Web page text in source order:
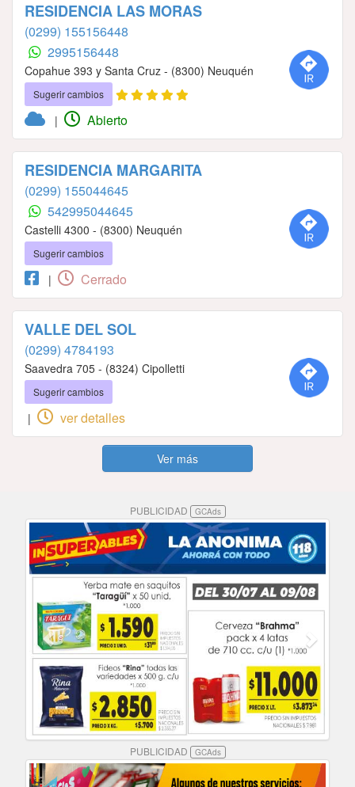
RESIDENCIA LAS MORAS
(0299) 155156448
2995156448
Copahue 393 y Santa Cruz - (8300) Neuquén
Sugerir cambios
| Abierto
RESIDENCIA MARGARITA
(0299) 155044645
542995044645
Castelli 4300 - (8300) Neuquén
Sugerir cambios
| Cerrado
VALLE DEL SOL
(0299) 4784193
Saavedra 705 - (8324) Cipolletti
Sugerir cambios
| ver detalles
Ver más
PUBLICIDAD GCAds
PUBLICIDAD GCAds